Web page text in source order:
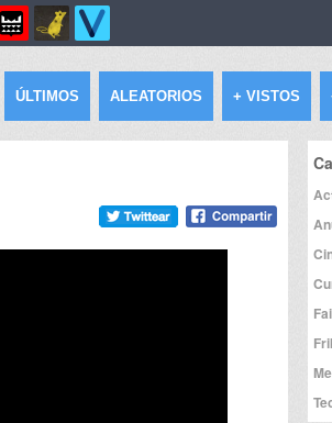
ÚLTIMOS ALEATORIOS + VISTOS